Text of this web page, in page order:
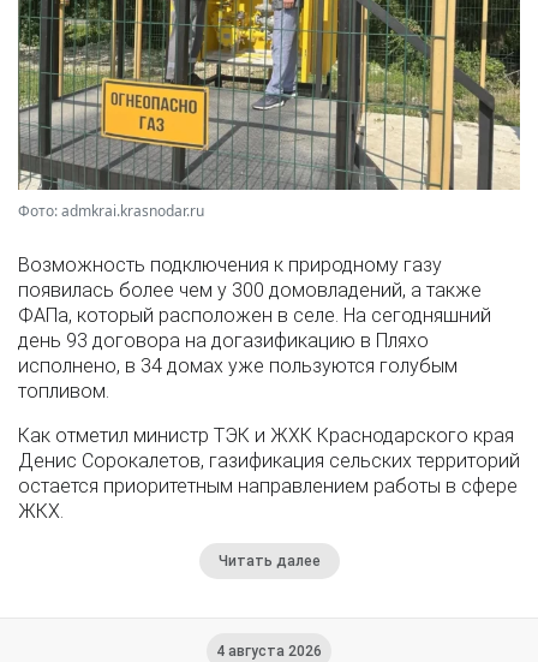
Фото: admkrai.krasnodar.ru
Возможность подключения к природному газу
появилась более чем у 300 домовладений, а также
ФАПа, который расположен в селе. На сегодняшний
день 93 договора на догазификацию в Пляхо
исполнено, в 34 домах уже пользуются голубым
топливом.
Как отметил министр ТЭК и ЖХК Краснодарского края
Денис Сорокалетов, газификация сельских территорий
остается приоритетным направлением работы в сфере
ЖКХ.
Читать далее
4 августа 2026